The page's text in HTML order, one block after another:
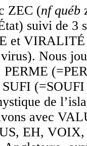
ZEC (nf québ
suivi de 3
et
Nous
PERME
de
avec
EH, VOIX,